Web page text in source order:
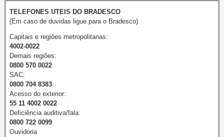
TELEFONES UTEIS DO BRADESCO
(Em caso de duvidas ligue para o Bradesco)
Capitais e regiões metropolitanas:
4002-0022
Demais regiões:
0800 570 0022
SAC:
0800 704 8383
Acesso do exterior:
55 11 4002 0022
Deficiência auditiva/fala:
0800 722 0099
Ouvidoria